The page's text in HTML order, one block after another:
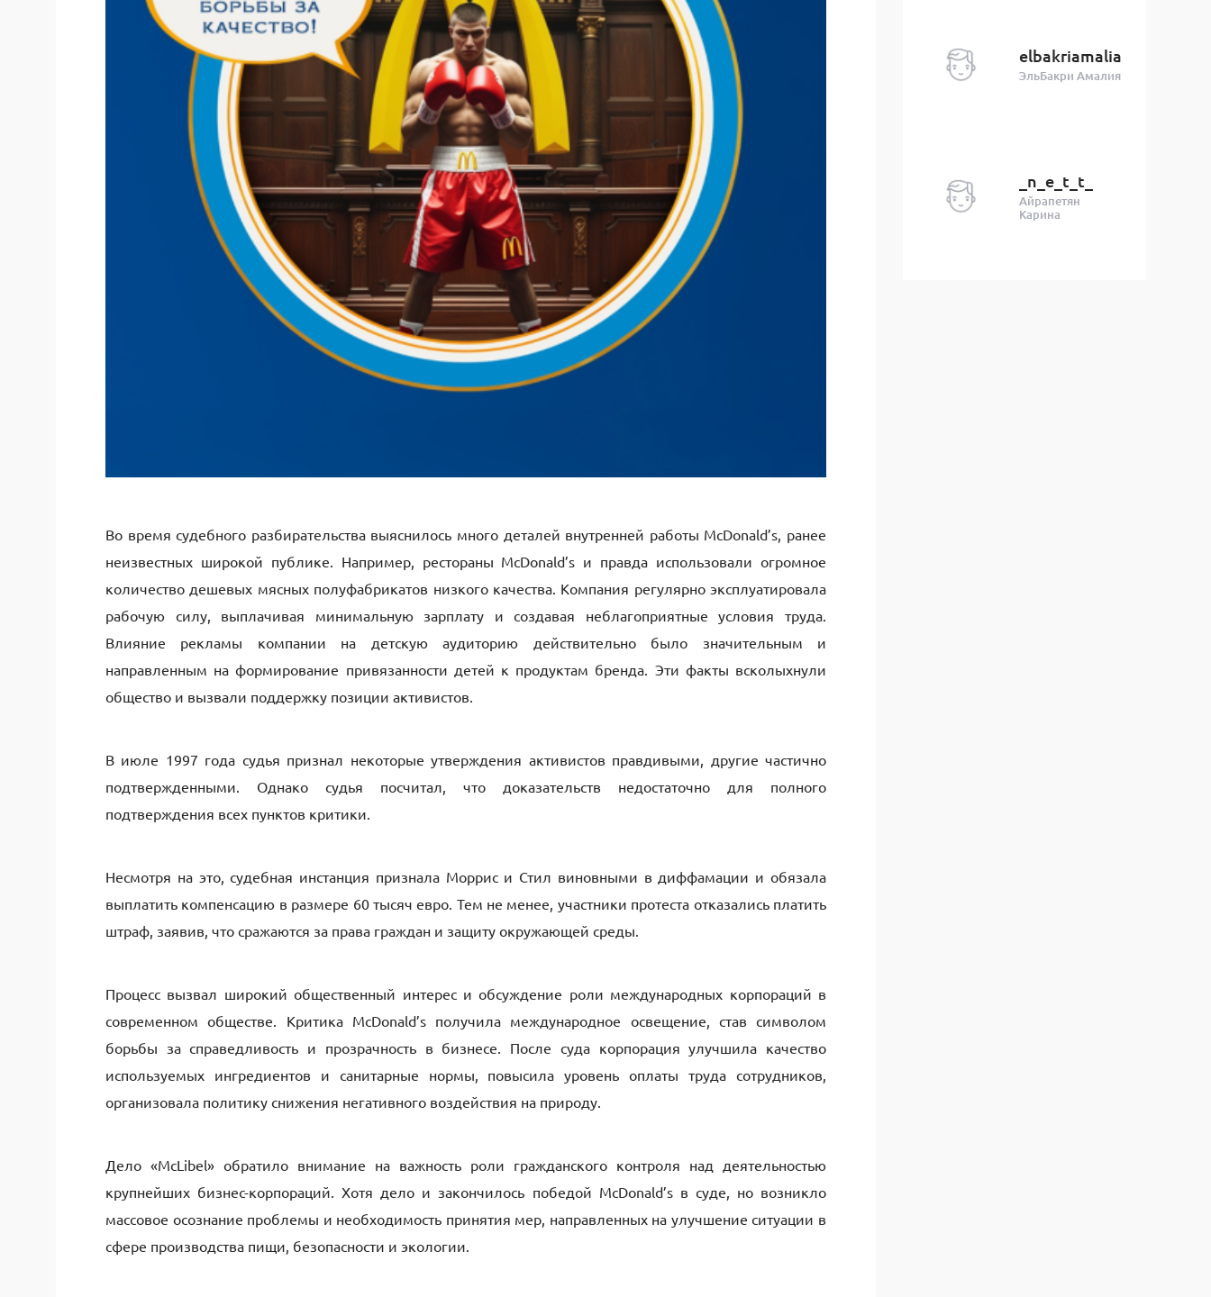
Во время судебного разбирательства выяснилось много деталей внутренней работы McDonald’s, ранее
неизвестных широкой публике. Например, рестораны McDonald’s и правда использовали огромное
количество дешевых мясных полуфабрикатов низкого качества. Компания регулярно эксплуатировала
рабочую силу, выплачивая минимальную зарплату и создавая неблагоприятные условия труда.
Влияние рекламы компании на детскую аудиторию действительно было значительным и
направленным на формирование привязанности детей к продуктам бренда. Эти факты всколыхнули
общество и вызвали поддержку позиции активистов.
В июле 1997 года судья признал некоторые утверждения активистов правдивыми, другие частично
подтвержденными. Однако судья посчитал, что доказательств недостаточно для полного
подтверждения всех пунктов критики.
Несмотря на это, судебная инстанция признала Моррис и Стил виновными в диффамации и обязала
выплатить компенсацию в размере 60 тысяч евро. Тем не менее, участники протеста отказались платить
штраф, заявив, что сражаются за права граждан и защиту окружающей среды.
Процесс вызвал широкий общественный интерес и обсуждение роли международных корпораций в
современном обществе. Критика McDonald’s получила международное освещение, став символом
борьбы за справедливость и прозрачность в бизнесе. После суда корпорация улучшила качество
используемых ингредиентов и санитарные нормы, повысила уровень оплаты труда сотрудников,
организовала политику снижения негативного воздействия на природу.
Дело «McLibel» обратило внимание на важность роли гражданского контроля над деятельностью
крупнейших бизнес-корпораций. Хотя дело и закончилось победой McDonald’s в суде, но возникло
массовое осознание проблемы и необходимость принятия мер, направленных на улучшение ситуации в
сфере производства пищи, безопасности и экологии.
elbakriamalia
ЭльБакри Амалия
_n_e_t_t_
Айрапетян
Карина